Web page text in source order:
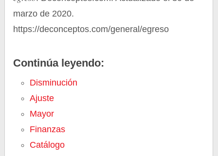
marzo de 2020.
https://deconceptos.com/general/egreso
Continúa leyendo:
Disminución
Ajuste
Mayor
Finanzas
Catálogo